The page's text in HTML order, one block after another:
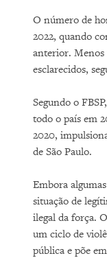
O número de
2022, quando
anterior. Menos
esclarecidos,
Segundo o
todo o país em
2020,
de São Paulo.
Embora
situação de
ilegal da força.
um ciclo de
pública e põe